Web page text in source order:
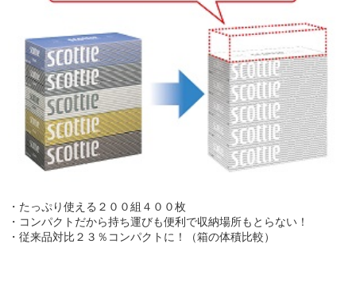
・たっぷり使える２００組４００枚
・コンパクトだから持ち運びも便利で収納場所もとらない！
・従来品対比２３％コンパクトに！（箱の体積比較）